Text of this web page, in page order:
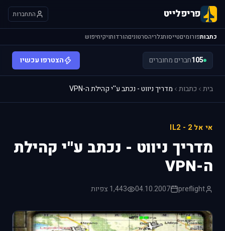
פריפלייט התחברות
כתבותפורומיםטייסותגלריהסרטוניםהורדותויקיחיפוש
105חברים מחוברים הצטרפו עכשיו
בית כתבות מדריך ניווט - נכתב ע''י קהילת ה-VPN
אי אל 2 - IL2
מדריך ניווט - נכתב ע''י קהילת
ה-VPN
preflight
04.10.2007 1,443 צפיות